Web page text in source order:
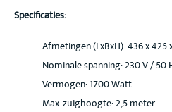
Specificaties:
Afmetingen (LxBxH): 436 x 425
Nominale spanning: 230 V / 50
Vermogen: 1700 Watt
Max. zuighoogte: 2,5 meter